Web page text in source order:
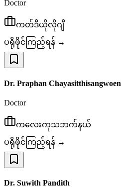
Doctor
ကတ်ဒီယိုလိုဂျီ
ပရိုဖိုင်ကြည့်ရန် →
Dr. Praphan Chayasitthisangwoen
Doctor
ကလေးကုသဘက်နယ်
ပရိုဖိုင်ကြည့်ရန် →
Dr. Suwith Pandith